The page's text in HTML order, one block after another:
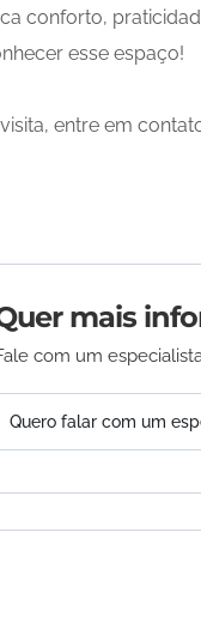
conforto,
esse espaço!
entre em
mais
com um
Quero falar com um